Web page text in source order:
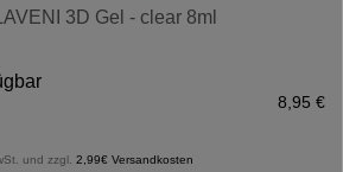
3D Gel - clear 8ml
8,95 €
und zzgl. 2,99€ Versandkosten